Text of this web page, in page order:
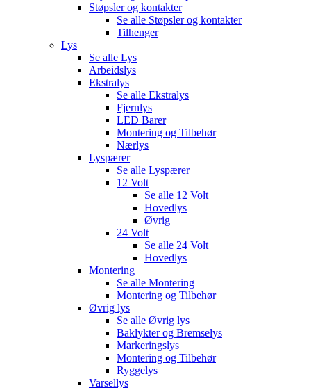
Støpsler og kontakter
Se alle Støpsler og kontakter
Tilhenger
Lys
Se alle Lys
Arbeidslys
Ekstralys
Se alle Ekstralys
Fjernlys
LED Barer
Montering og Tilbehør
Nærlys
Lyspærer
Se alle Lyspærer
12 Volt
Se alle 12 Volt
Hovedlys
Øvrig
24 Volt
Se alle 24 Volt
Hovedlys
Montering
Se alle Montering
Montering og Tilbehør
Øvrig lys
Se alle Øvrig lys
Baklykter og Bremselys
Markeringslys
Montering og Tilbehør
Ryggelys
Varsellys